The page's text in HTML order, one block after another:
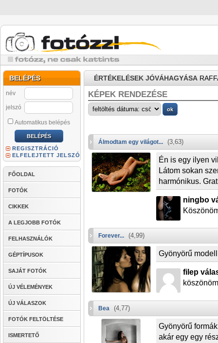
BELÉPÉS
név
jelszó
Automatikus belépés
REGISZTRÁCIÓ
ELFELEJTETT JELSZÓ
FŐOLDAL
FOTÓK
CIKKEK
A LEGJOBB FOTÓK
FELHASZNÁLÓK
GÉPTÍPUSOK
SAJÁT FOTÓK
ÚJ VÉLEMÉNYEK
ÚJ VÁLASZOK
FOTÓK FELTÖLTÉSE
ISMERTETŐ
ÉRTÉKELÉSEK JÓVÁHAGYÁSA
KÉPEK RENDEZÉSE
Álmodtam egy világot... (3,63)
Én is egy ilyen
Látom sokan
harmónikus.
ningbo
Forever... (4,99)
Gyönyörű
filep
köszönöm
Bea (4,77)
Gyönyörű
akár egy egy